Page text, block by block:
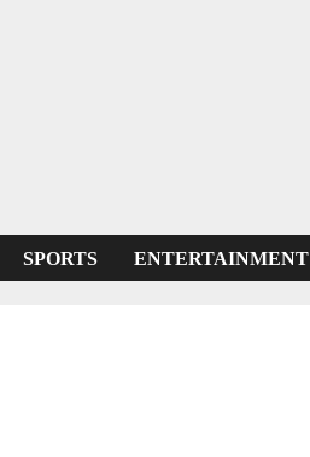
SPORTS ENTERTAINMENT